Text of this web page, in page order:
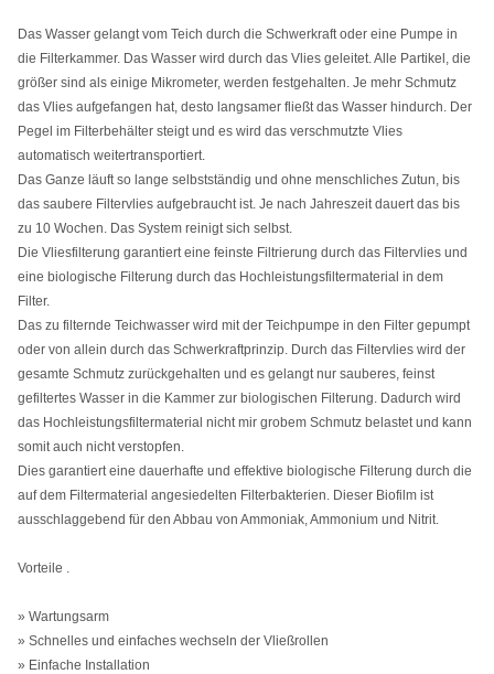
Das Wasser gelangt vom Teich durch die Schwerkraft oder eine Pumpe in
die Filterkammer. Das Wasser wird durch das Vlies geleitet. Alle Partikel, die
größer sind als einige Mikrometer, werden festgehalten. Je mehr Schmutz
das Vlies aufgefangen hat, desto langsamer fließt das Wasser hindurch. Der
Pegel im Filterbehälter steigt und es wird das verschmutzte Vlies
automatisch weitertransportiert.
Das Ganze läuft so lange selbstständig und ohne menschliches Zutun, bis
das saubere Filtervlies aufgebraucht ist. Je nach Jahreszeit dauert das bis
zu 10 Wochen. Das System reinigt sich selbst.
Die Vliesfilterung garantiert eine feinste Filtrierung durch das Filtervlies und
eine biologische Filterung durch das Hochleistungsfiltermaterial in dem
Filter.
Das zu filternde Teichwasser wird mit der Teichpumpe in den Filter gepumpt
oder von allein durch das Schwerkraftprinzip. Durch das Filtervlies wird der
gesamte Schmutz zurückgehalten und es gelangt nur sauberes, feinst
gefiltertes Wasser in die Kammer zur biologischen Filterung. Dadurch wird
das Hochleistungsfiltermaterial nicht mir grobem Schmutz belastet und kann
somit auch nicht verstopfen.
Dies garantiert eine dauerhafte und effektive biologische Filterung durch die
auf dem Filtermaterial angesiedelten Filterbakterien. Dieser Biofilm ist
ausschlaggebend für den Abbau von Ammoniak, Ammonium und Nitrit.
Vorteile .
» Wartungsarm
» Schnelles und einfaches wechseln der Vließrollen
» Einfache Installation